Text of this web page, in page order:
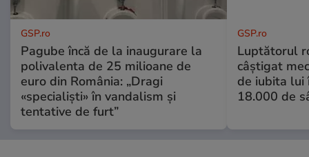
GSP.ro
Pagube încă de la inaugurare la
polivalenta de 25 milioane de
euro din România: „Dragi
«specialiști» în vandalism și
tentative de furt”
GSP.ro
Luptătorul
câștigat
de iubita lui
18.000 de